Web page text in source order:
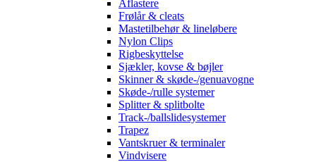
Aflastere
Frølår & cleats
Mastetilbehør & lineløbere
Nylon Clips
Rigbeskyttelse
Sjækler, kovse & bøjler
Skinner & skøde-/genuavogne
Skøde-/rulle systemer
Splitter & splitbolte
Track-/ballslidesystemer
Trapez
Vantskruer & terminaler
Vindvisere